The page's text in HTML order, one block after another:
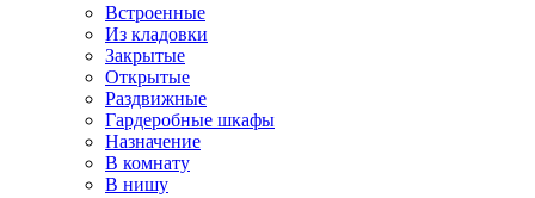
Встроенные
Из кладовки
Закрытые
Открытые
Раздвижные
Гардеробные шкафы
Назначение
В комнату
В нишу